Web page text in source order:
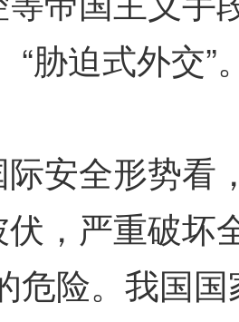
“胁迫式外交”
全形势看
，严重破坏
危险。我国